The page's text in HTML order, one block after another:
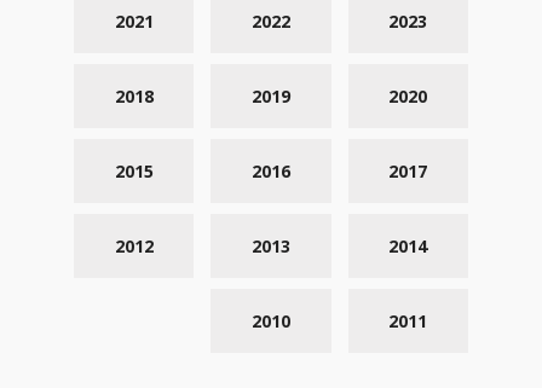
2023
2022
2021
2020
2019
2018
2017
2016
2015
2014
2013
2012
2011
2010